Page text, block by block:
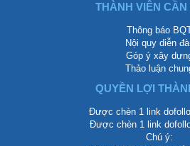
THÀNH VIÊN CẦN
Thông báo
Nội quy diễn
Góp ý xây
Thảo luận
QUYỀN LỢI
Được chèn 1 link
Được chèn 1 link
Chú ý: